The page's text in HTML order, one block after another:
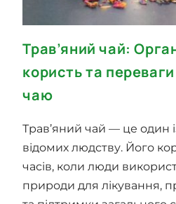
Трав’яний чай:
користь та
чаю
Трав’яний чай — це один
відомих людству. Його
часів, коли люди
природи для лікування,